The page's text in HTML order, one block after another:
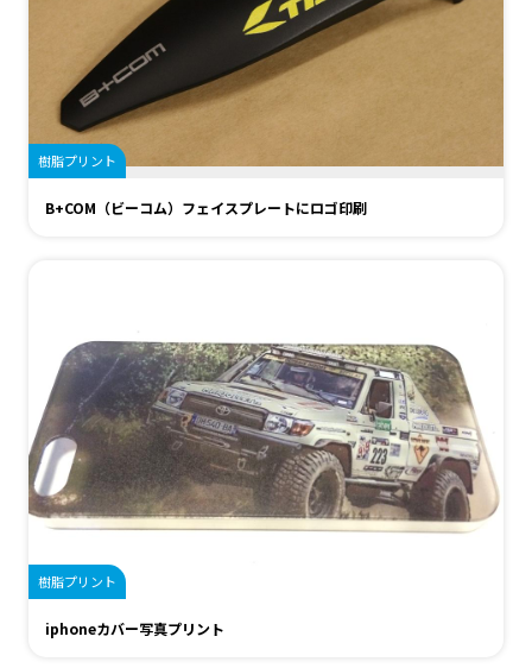
樹脂プリント
B+COM（ビーコム）フェイスプレートにロゴ印刷
樹脂プリント
iphoneカバー写真プリント